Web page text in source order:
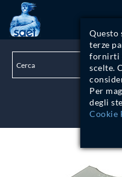
Questo
terze
fornirti
scelte.
Per
degli
Cookie